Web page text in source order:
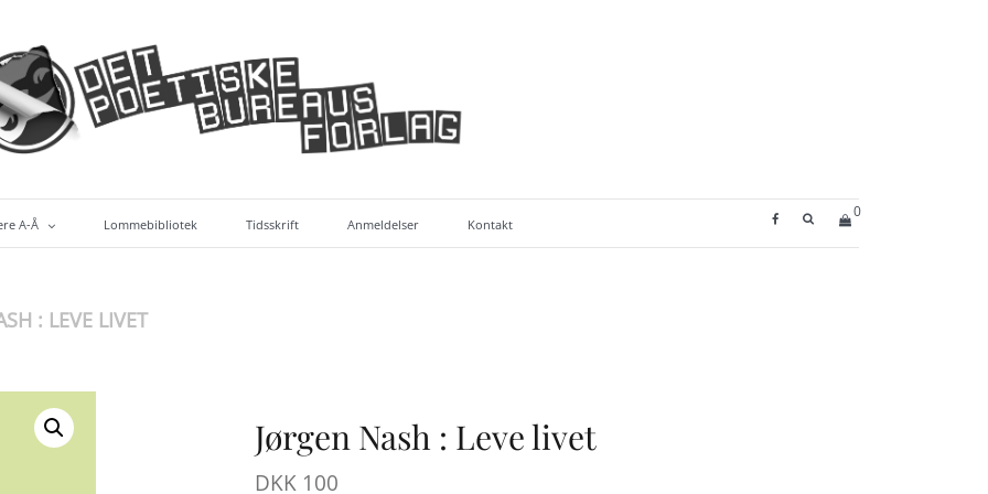
A-Å Lommebibliotek Tidsskrift Anmeldelser Kontakt SEARCH BUTTON
0
: LEVE LIVET
Jørgen Nash : Leve livet
DKK 100